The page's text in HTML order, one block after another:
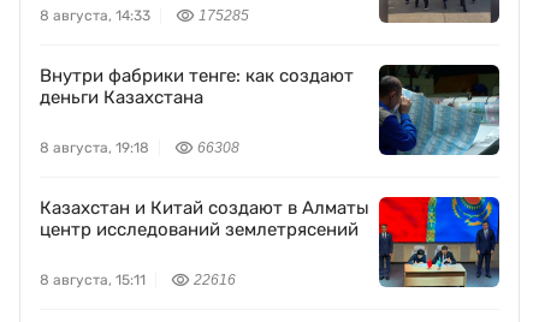
8 августа, 14:33 175285
Внутри фабрики тенге: как создают
деньги Казахстана
8 августа, 19:18 66308
Казахстан и Китай создают в Алматы
центр исследований землетрясений
8 августа, 15:11 22616